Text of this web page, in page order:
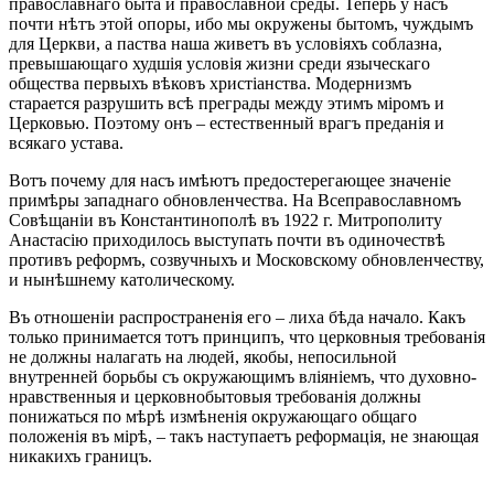
почти нѣтъ этой опоры, ибо мы окружены бытомъ, чуждымъ
для Церкви, а паства наша живетъ въ условіяхъ соблазна,
превышающаго худшія условія жизни среди языческаго
общества первыхъ вѣковъ христіанства. Модернизмъ
старается разрушить всѣ преграды между этимъ міромъ и
Церковью. Поэтому онъ – естественный врагъ преданія и
всякаго устава.
Вотъ почему для насъ имѣютъ предостерегающее значеніе
примѣры западнаго обновленчества. На Всеправославномъ
Совѣщаніи въ Константинополѣ въ 1922 г. Митрополиту
Анастасію приходилось выступать почти въ одиночествѣ
противъ реформъ, созвучныхъ и Московскому обновленчеству,
и нынѣшнему католическому.
Въ отношеніи распространенія его – лиха бѣда начало. Какъ
только принимается тотъ принципъ, что церковныя требованія
не должны налагать на людей, якобы, непосильной
внутренней борьбы съ окружающимъ вліяніемъ, что духовно-
нравственныя и церковнобытовыя требованія должны
понижаться по мѣрѣ измѣненія окружающаго общаго
положенія въ мірѣ, – такъ наступаетъ реформація, не знающая
никакихъ границъ.